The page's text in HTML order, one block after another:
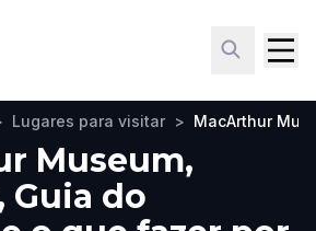
Lugares para visitar > MacArthur
Museum,
Guia do